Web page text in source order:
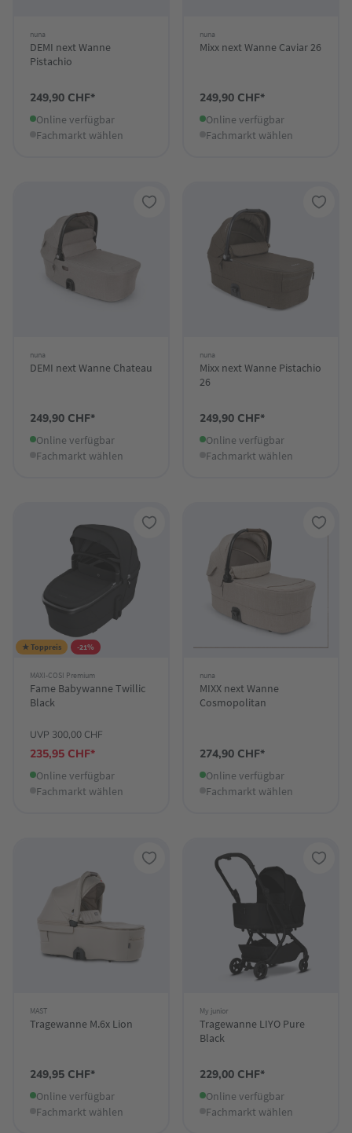
nuna
DEMI next Wanne
Pistachio
249,90 CHF*
Online verfügbar
Fachmarkt wählen
nuna
Mixx next Wanne Caviar 26
249,90 CHF*
Online verfügbar
Fachmarkt wählen
nuna
DEMI next Wanne Chateau
249,90 CHF*
Online verfügbar
Fachmarkt wählen
nuna
Mixx next Wanne Pistachio
26
249,90 CHF*
Online verfügbar
Fachmarkt wählen
★ Toppreis -21%
MAXI-COSI Premium
Fame Babywanne Twillic
Black
UVP 300,00 CHF
235,95 CHF*
Online verfügbar
Fachmarkt wählen
nuna
MIXX next Wanne
Cosmopolitan
274,90 CHF*
Online verfügbar
Fachmarkt wählen
MAST
Tragewanne M.6x Lion
249,95 CHF*
Online verfügbar
Fachmarkt wählen
My junior
Tragewanne LIYO Pure
Black
229,00 CHF*
Online verfügbar
Fachmarkt wählen